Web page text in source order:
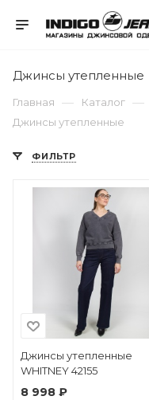
Джинсы утепленные
Главная — Каталог —
Джинсы утепленные
ФИЛЬТР
Джинсы утепленные
WHITNEY 42155
8 998 ₽